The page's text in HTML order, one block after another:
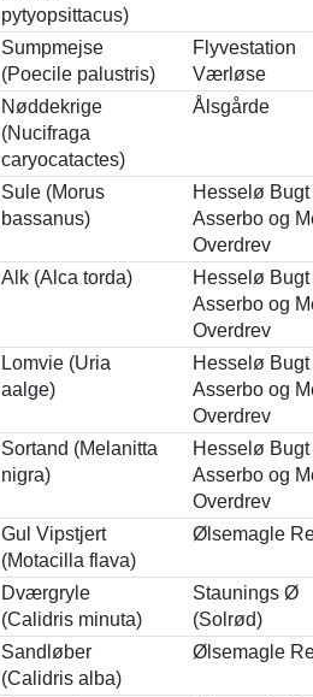
pytyopsittacus)
Sumpmejse
(Poecile palustris)
Flyvestation
Værløse
Nøddekrige
(Nucifraga
caryocatactes)
Ålsgårde
Sule (Morus
bassanus)
Hesselø Bugt
Asserbo og
Overdrev
Alk (Alca torda)
Hesselø Bugt
Asserbo og
Overdrev
Lomvie (Uria
aalge)
Hesselø Bugt
Asserbo og
Overdrev
Sortand (Melanitta
nigra)
Hesselø Bugt
Asserbo og
Overdrev
Gul Vipstjert
(Motacilla flava)
Ølsemagle
Dværgryle
(Calidris minuta)
Staunings Ø
(Solrød)
Sandløber
(Calidris alba)
Ølsemagle